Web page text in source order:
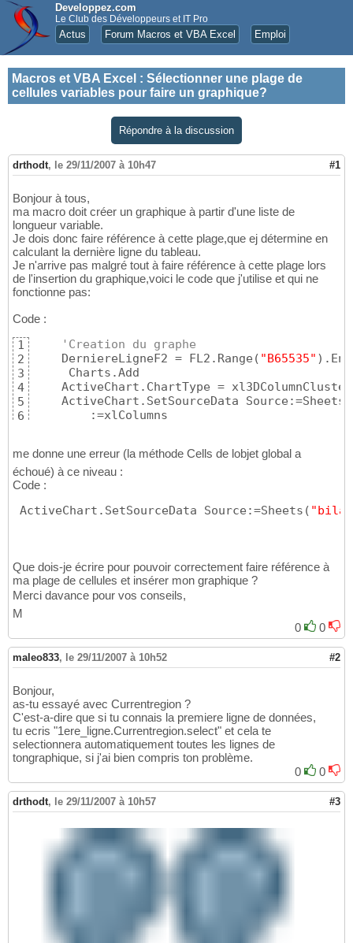
Developpez.com
Le Club des Développeurs et IT Pro
Actus Forum Macros et VBA Excel Emploi
Macros et VBA Excel : Sélectionner une plage de
cellules variables pour faire un graphique?
Répondre à la discussion
drthodt, le 29/11/2007 à 10h47 #1
Bonjour à tous,
ma macro doit créer un graphique à partir d'une liste de
longueur variable.
Je dois donc faire référence à cette plage,que ej détermine en
calculant la dernière ligne du tableau.
Je n'arrive pas malgré tout à faire référence à cette plage lors
de l'insertion du graphique,voici le code que j'utilise et qui ne
fonctionne pas:
Code :
1
2
3
4
5
6
'Creation du graphe
    DerniereLigneF2 = FL2.Range
( "B65535" ) .End
     Charts.Add
ActiveChart.ChartType =
    ActiveChart.SetSourceData Source:=Sheets
        :=xlColumns
me donne une erreur (la méthode Cells de lobjet global a
échoué) à ce niveau :
Code :
ActiveChart.SetSourceData Source:=Sheets (
Que dois-je écrire pour pouvoir correctement faire référence à
ma plage de cellules et insérer mon graphique ?
Merci davance pour vos conseils,
M
0
0
maleo833, le 29/11/2007 à 10h52 #2
Bonjour,
as-tu essayé avec Currentregion ?
C'est-a-dire que si tu connais la premiere ligne de données,
tu ecris "1ere_ligne.Currentregion.select" et cela te
selectionnera automatiquement toutes les lignes de
tongraphique, si j'ai bien compris ton problème.
0
0
drthodt, le 29/11/2007 à 10h57 #3